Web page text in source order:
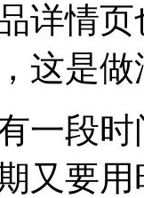
详情
这是
一段
又要